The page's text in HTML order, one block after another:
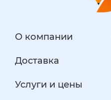
О компании
Доставка
Услуги и цены